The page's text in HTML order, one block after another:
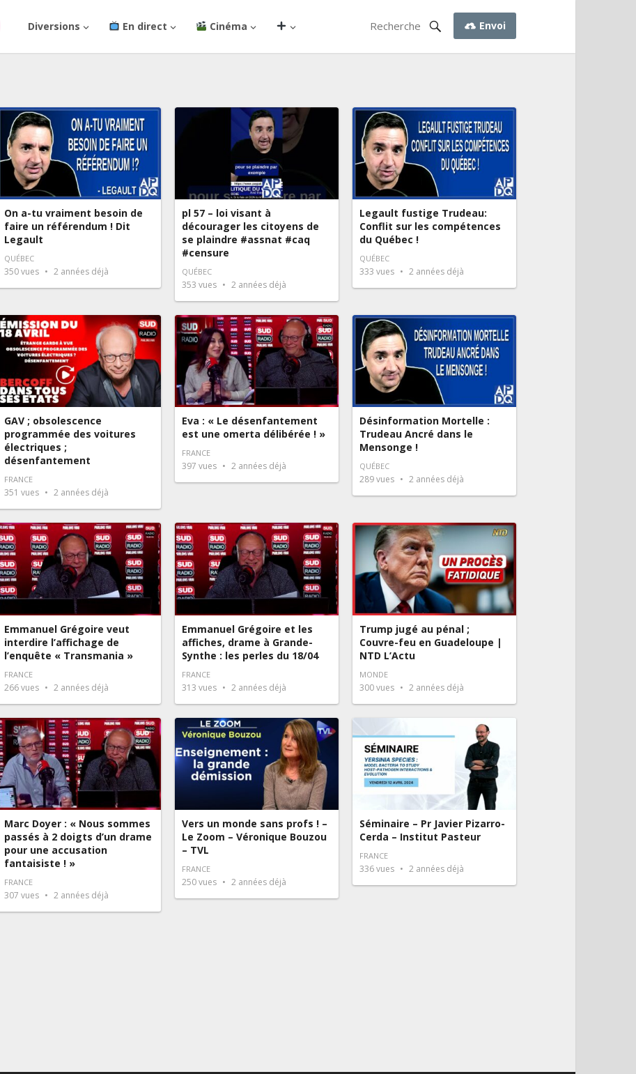
Diversions En direct Cinéma Envoi
On a-tu vraiment besoin de
faire un référendum ! Dit
Legault
QUÉBEC
350vues 2 années déjà
pl 57 – loi visant à
décourager les citoyens de
se plaindre #assnat #caq
#censure
QUÉBEC
353 vues 2 années déjà
Legault fustige Trudeau:
Conflit sur les compétences
du Québec !
QUÉBEC
333 vues 2 années déjà
GAV ; obsolescence
programmée des voitures
électriques ;
désenfantement
FRANCE
351 vues 2 années déjà
Eva : « Le désenfantement
est une omerta délibérée ! »
FRANCE
397 vues 2 années déjà
Désinformation Mortelle :
Trudeau Ancré dans le
Mensonge !
QUÉBEC
289vues 2 années déjà
Emmanuel Grégoire veut
interdire l’affichage de
l’enquête « Transmania »
FRANCE
266vues 2 années déjà
Emmanuel Grégoire et les
affiches, drame à Grande-
Synthe : les perles du 18/04
FRANCE
313 vues 2 années déjà
Trump jugé au pénal ;
Couvre-feu en Guadeloupe |
NTD L’Actu
MONDE
300vues 2 années déjà
Marc Doyer : « Nous sommes
passés à 2 doigts d’un drame
pour une accusation
fantaisiste ! »
FRANCE
307 vues 2 années déjà
Vers un monde sans profs ! –
Le Zoom – Véronique Bouzou
– TVL
FRANCE
250vues 2 années déjà
Séminaire – Pr Javier Pizarro-
Cerda – Institut Pasteur
FRANCE
336vues 2 années déjà